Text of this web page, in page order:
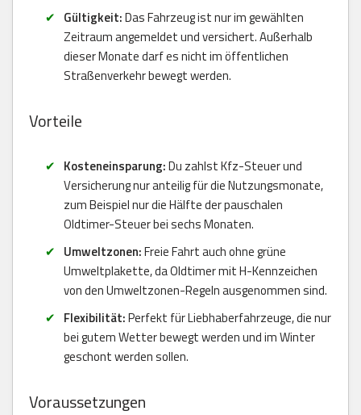
Gültigkeit:Das Fahrzeug ist nur im gewählten
Zeitraum angemeldet und versichert. Außerhalb
dieser Monate darf es nicht im öffentlichen
Straßenverkehr bewegt werden.
Vorteile
Kosteneinsparung:Du zahlst Kfz-Steuer und
Versicherung nur anteilig für die Nutzungsmonate,
zum Beispiel nur die Hälfte der pauschalen
Oldtimer-Steuer bei sechs Monaten.
Umweltzonen:Freie Fahrt auch ohne grüne
Umweltplakette, da Oldtimer mit H-Kennzeichen
von den Umweltzonen-Regeln ausgenommen sind.
Flexibilität:Perfekt für Liebhaberfahrzeuge, die nur
bei gutem Wetter bewegt werden und im Winter
geschont werden sollen.
Voraussetzungen